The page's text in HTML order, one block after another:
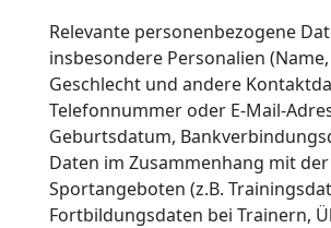
Relevante personenbezogene
insbesondere Personalien
Geschlecht und andere
Telefonnummer oder E-Mail-
Geburtsdatum,
Daten im Zusammenhang mit
Sportangeboten (z.B.
Fortbildungsdaten bei Trainern,